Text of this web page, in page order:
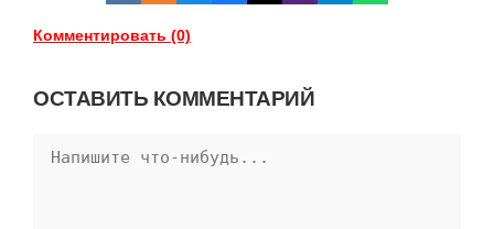
Комментировать (0)
ОСТАВИТЬ КОММЕНТАРИЙ